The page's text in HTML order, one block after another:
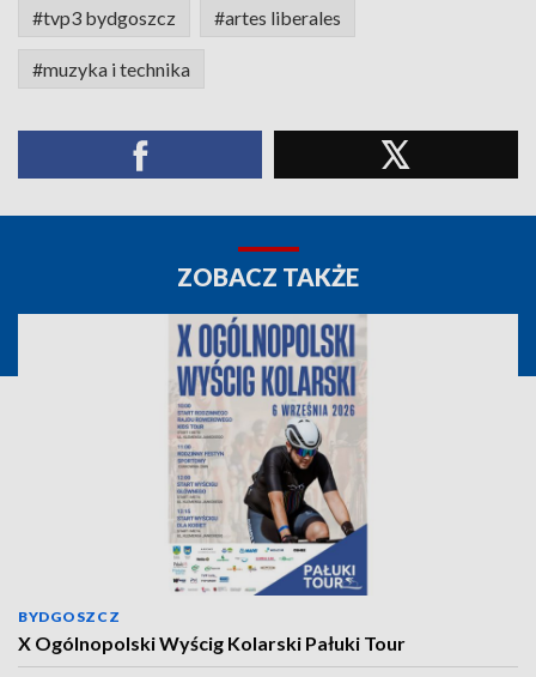
#tvp3 bydgoszcz #artes liberales
#muzyka i technika
ZOBACZ TAKŻE
BYDGOSZCZ
X Ogólnopolski Wyścig Kolarski Pałuki Tour